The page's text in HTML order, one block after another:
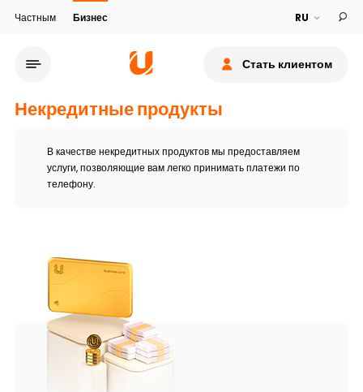
Частным Бизнес
Стать клиентом
Тарифы
Некредитные продукты
В качестве некредитных продуктов мы предоставляем
услуги, позволяющие вам легко принимать платежи по
телефону.